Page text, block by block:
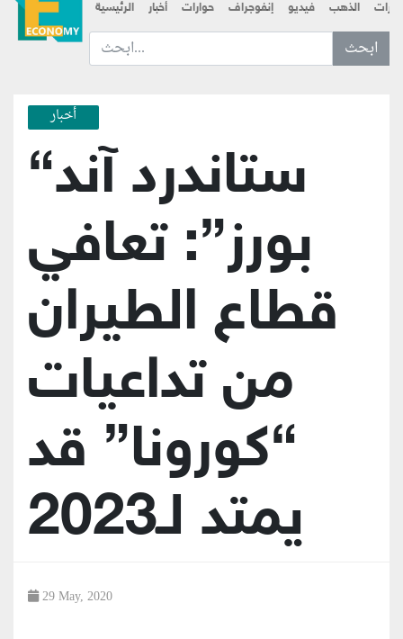
الرئيسية أخبار حوارات إنفوجراف فيديو الذهب
ابحث عن... :
أخبار
“ستاندرد آند
بورز”: تعافي
قطاع الطيران
من تداعيات
“كورونا” قد
يمتد لـ2023
29 May, 2020